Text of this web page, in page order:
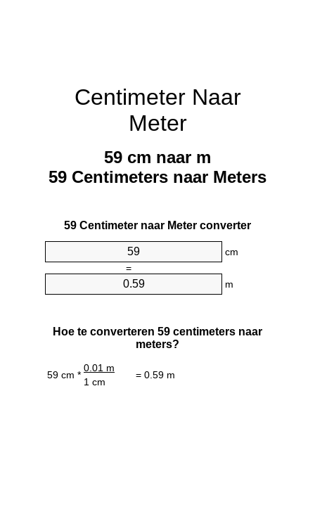
Centimeter Naar
Meter
59 cm naar m
59 Centimeters naar Meters
59 Centimeter naar Meter converter
cm
=
m
Hoe te converteren 59 centimeters naar
meters?
59 cm *
0.01 m
= 0.59 m
1 cm